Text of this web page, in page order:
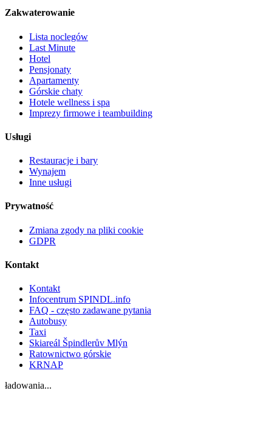
Zakwaterowanie
Lista noclegów
Last Minute
Hotel
Pensjonaty
Apartamenty
Górskie chaty
Hotele wellness i spa
Imprezy firmowe i teambuilding
Usługi
Restauracje i bary
Wynajem
Inne usługi
Prywatność
Zmiana zgody na pliki cookie
GDPR
Kontakt
Kontakt
Infocentrum SPINDL.info
FAQ - często zadawane pytania
Autobusy
Taxi
Skiareál Špindlerův Mlýn
Ratownictwo górskie
KRNAP
ładowania...